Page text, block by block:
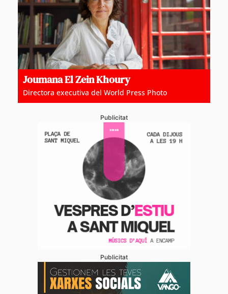
Joumana El Zein Khoury
Directora executiva del World Press Photo
Publicitat
Publicitat